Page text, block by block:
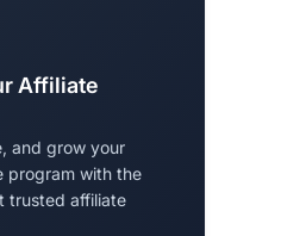
Affiliate
and grow your
program with the
trusted affiliate